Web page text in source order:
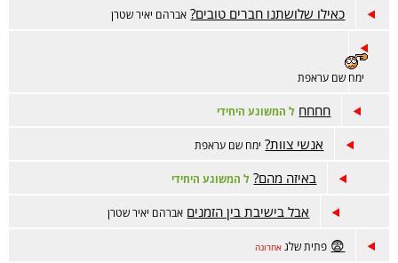
כאילו שלושתנו חברים טובים? אברהם יאיר שטרן
ימח שם עראפת
חחחח ל המשוגע היחידי
אנשי צוות? ימח שם עראפת
באיזה מהם? ל המשוגע היחידי
אבל בישיבת בין הזמנים אברהם יאיר שטרן
😨 פתית שלג אחרונה